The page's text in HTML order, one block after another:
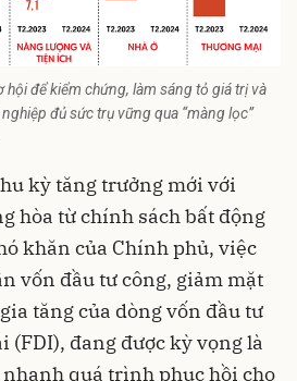
để kiểm chứng, làm sáng tỏ giá trị và
đủ sức trụ vững qua “màng lọc”
kỳ tăng trưởng mới với
hòa từ chính sách bất động
khăn của Chính phủ, việc
vốn đầu tư công, giảm mặt
tăng của dòng vốn đầu tư
(FDI), đang được kỳ vọng là
nhanh quá trình phục hồi cho